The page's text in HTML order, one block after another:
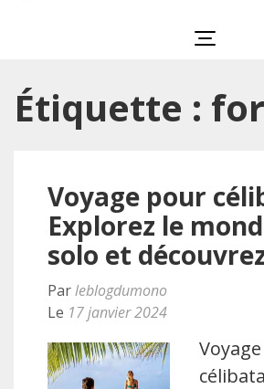
Étiquette :
Voyage pour
Explorez le
solo et
Parleblogdumono
Le 17 janvier 2024